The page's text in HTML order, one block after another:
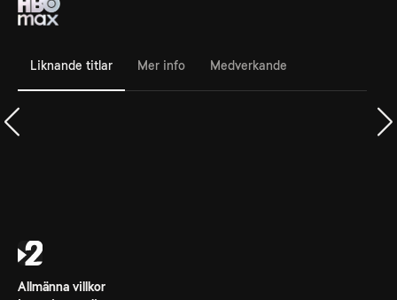
Liknande titlar Mer info Medverkande
Allmänna villkor